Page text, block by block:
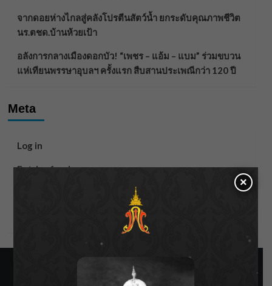
จากดอยห่างไกลสู่คลังโปรตีนสัตว์น้ำ ยกระดับคุณภาพชีวิต
นร.ตชด.บ้านห้วยเป้า
อลังการกลางเมืองดอกบัว! “เพชร – แอ้ม – แบม” ร่วมขบวน
แห่เทียนพรรษาอุบลฯ ครั้งแรก สืบสานประเพณีกว่า 120 ปี
Meta
Log in
Entries feed
×